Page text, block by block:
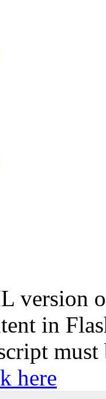
version
in
here